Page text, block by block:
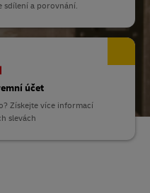
sdílení a porovnání.
účet
Získejte více informací
slevách